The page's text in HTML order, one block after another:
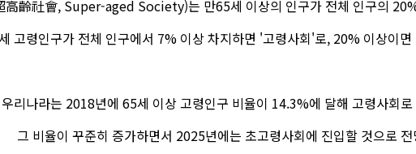
高齡社會, Super-aged Society)는 만65세 이상의 인구가 전체 인구의
고령인구가 전체 인구에서 7% 이상 차지하면 '고령사회'로, 20% 이상이
우리나라는 2018년에 65세 이상 고령인구 비율이 14.3%에 달해 고령사회
그 비율이 꾸준히 증가하면서 2025년에는 초고령사회에 진입할 것으로